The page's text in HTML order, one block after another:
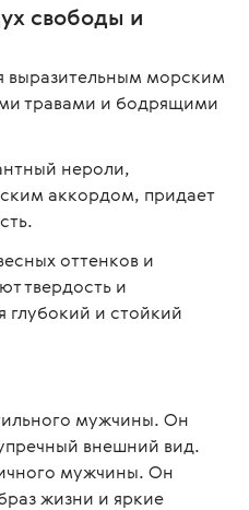
свободы и
выразительным морским
травами и бодрящими
нероли,
аккордом, придает
оттенков и
твердость и
глубокий и стойкий
мужчины. Он
внешний вид.
мужчины. Он
жизни и яркие